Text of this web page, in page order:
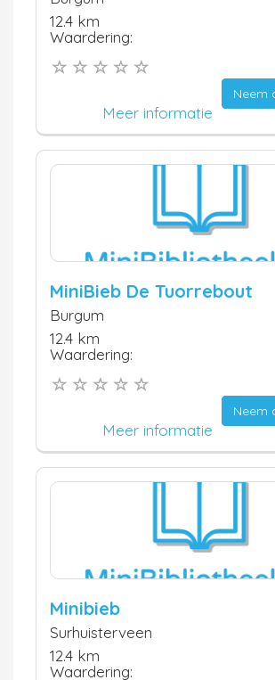
12.4 km
Waardering:
Neem
Meer informatie
MiniBieb De Tuorrebout
Burgum
12.4 km
Waardering:
Neem
Meer informatie
Minibieb
Surhuisterveen
12.4 km
Waardering: